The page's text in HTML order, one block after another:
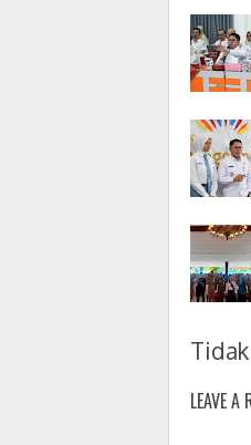
LEAVE A